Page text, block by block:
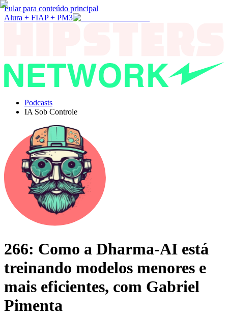
Pular para conteúdo principal
Alura + FIAP + PM3
Podcasts
IA Sob Controle
266: Como a Dharma-AI está
treinando modelos menores e
mais eficientes, com Gabriel
Pimenta